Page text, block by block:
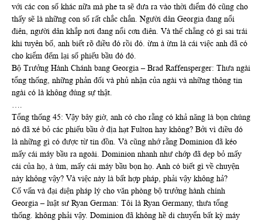
với các con số khác nữa mà phe ta sẽ đưa ra vào thời điểm đó cũng cho
thấy sẽ là những con số rất chắc chắn. Người dân Georgia đang nổi
điên, người dân khắp nơi đang nổi cơn điên. Và thế chẳng có gì sai trái
khi tuyên bố, anh biết rõ điều đó rồi đó. ừm à ừm là cái việc anh đã có
cho kiểm đếm lại số phiếu bầu đó đó.
Bộ Trưởng Hành Chánh bang Georgia – Brad Raffensperger: Thưa ngài
tổng thống, những phản đối và phủ nhận của ngài và những thông tin
ngài có là không đúng sự thật.
….
Tổng thống 45: Vậy bây giờ, anh có cho rằng có khả năng là bọn chúng
nó đã xé bỏ các phiếu bầu ở địa hạt Fulton hay không? Bởi vì điều đó
là những gì có được từ tin đồn. Và cũng nhớ rằng Dominion đã kéo
mấy cái máy bầu ra ngoài. Dominion nhanh như chớp đã dẹp bỏ mấy
cái của họ, à ùm, mấy cái máy bầu bọn họ. Anh có biết gì về chuyện
này không vậy? Và việc này là bất hợp pháp, phải vậy không hả?
Cố vấn và đại diện pháp lý cho văn phòng bộ trưởng hành chính
Georgia – luật sư Ryan German: Tôi là Ryan Germany, thưa tổng
thống. không phải vậy. Dominion đã không hề di chuyển bất kỳ máy